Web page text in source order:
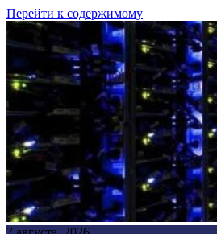
Перейти к содержимому